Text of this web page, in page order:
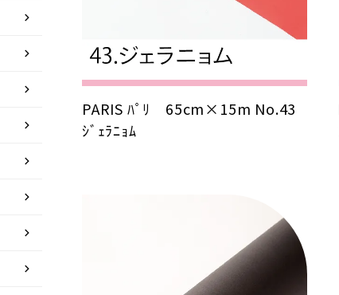
PARIS ﾊﾟﾘ 65cm×15m No.43
ｼﾞｪﾗﾆｮﾑ
chevron_right
chevron_right
chevron_right
chevron_right
chevron_right
chevron_right
chevron_right
chevron_right